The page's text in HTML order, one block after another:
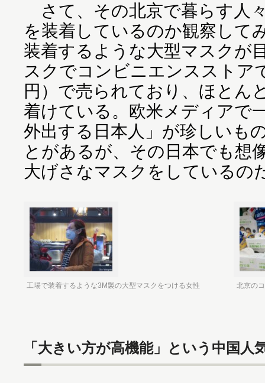
さて、その北京で暮らす人
を装着しているのか観察して
装着するような大型マスクが
スクでコンビニエンスストア
円）で売られており、ほとん
着けている。欧米メディアで
外出する日本人」が珍しいも
とがあるが、その日本でも想
大げさなマスクをしているの
工場で装着するような3M製の大型マスクをつける女性 北京の
「大きい方が高機能」という中国人